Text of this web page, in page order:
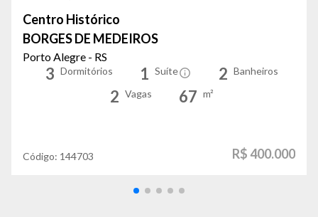
Centro Histórico
BORGES DE MEDEIROS
Porto Alegre - RS
3 Dormitórios 1 Suíte 2 Banheiros
2 Vagas 67 m²
Código: 144703 R$ 400.000